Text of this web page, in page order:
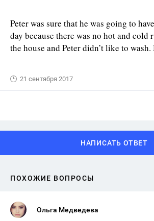
Peter was sure that he was going to
day because there was no hot and cold
the house and Peter didn’t like to wash.
21 сентября 2017
НАПИСАТЬ ОТВЕТ
ПОХОЖИЕ ВОПРОСЫ
Ольга Медведева